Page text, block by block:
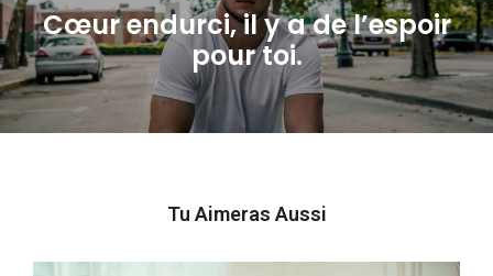
Next
post:
Cœur endurci, il y a de l’espoir
pour toi.
Tu Aimeras Aussi